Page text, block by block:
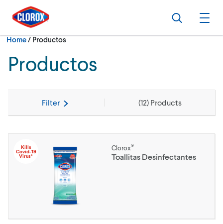
Skip to main navigation
Skip to content
Skip to footer
Search
Home/Current:
Productos
Productos
Filter (12) Products
Kills
Covid-19
Virus*
Clorox®
Toallitas Desinfectantes